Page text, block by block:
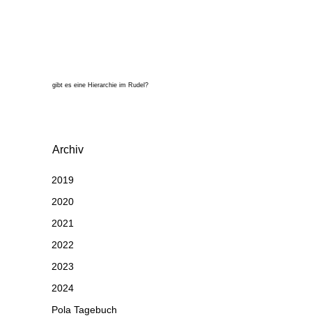
gibt es eine Hierarchie im Rudel?
Archiv
2019
2020
2021
2022
2023
2024
Pola Tagebuch